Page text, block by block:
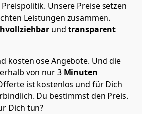
Unsere Preise setzen
Leistungen zusammen.
und transparent
kostenlose Angebote. Und die
von nur3 Minuten
ist kostenlos und für Dich
Du bestimmst den Preis.
Dich tun?